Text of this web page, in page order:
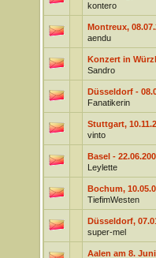
kontero
Montreux,
aendu
Konzert in
Sandro
Düsseldorf -
Fanatikerin
Stuttgart,
vinto
Basel -
Leylette
Bochum,
TiefimWesten
Düsseldorf,
super-mel
Aalen am 8.